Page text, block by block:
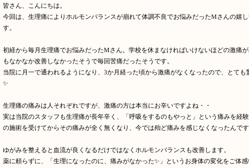
皆さん、こんにちは。
今回は、生理痛によりホルモンバランスが崩れて体調不良でお悩みだったMさんの嬉
す。
初経から毎月生理痛でお悩みだったMさん。学校を休まなければいけないほどの激痛
もなかなか改善しなかったそうで毎回苦痛だったそうです。
当院に月一で通われるようになり、3か月経った頃から激痛がなくなったので、とても
✨
生理痛の痛みは人それぞれですが、激痛の方は本当にお辛いですよね・・
実は当院のスタッフも生理痛が長年辛く、「呼吸をするのもやっと」という痛みを経
の施術を受けてからその痛みが全く無くなり、今では殆ど痛みを感じなくなったんです
ゆがみを整えると血流が良くなるだけではなくホルモンバランスも改善します。
薬に頼らずに、「生理になったのに、痛みがなかった✨」というお身体の変化をご体